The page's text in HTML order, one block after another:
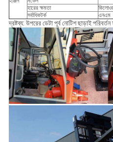
হারের ক্ষমতা
সর্বাধিকটর্ক
এনএম
দ্রষ্টব্য: উপরের ডেটা পূর্ব নোটিশ ছাড়াই পরিবর্তন